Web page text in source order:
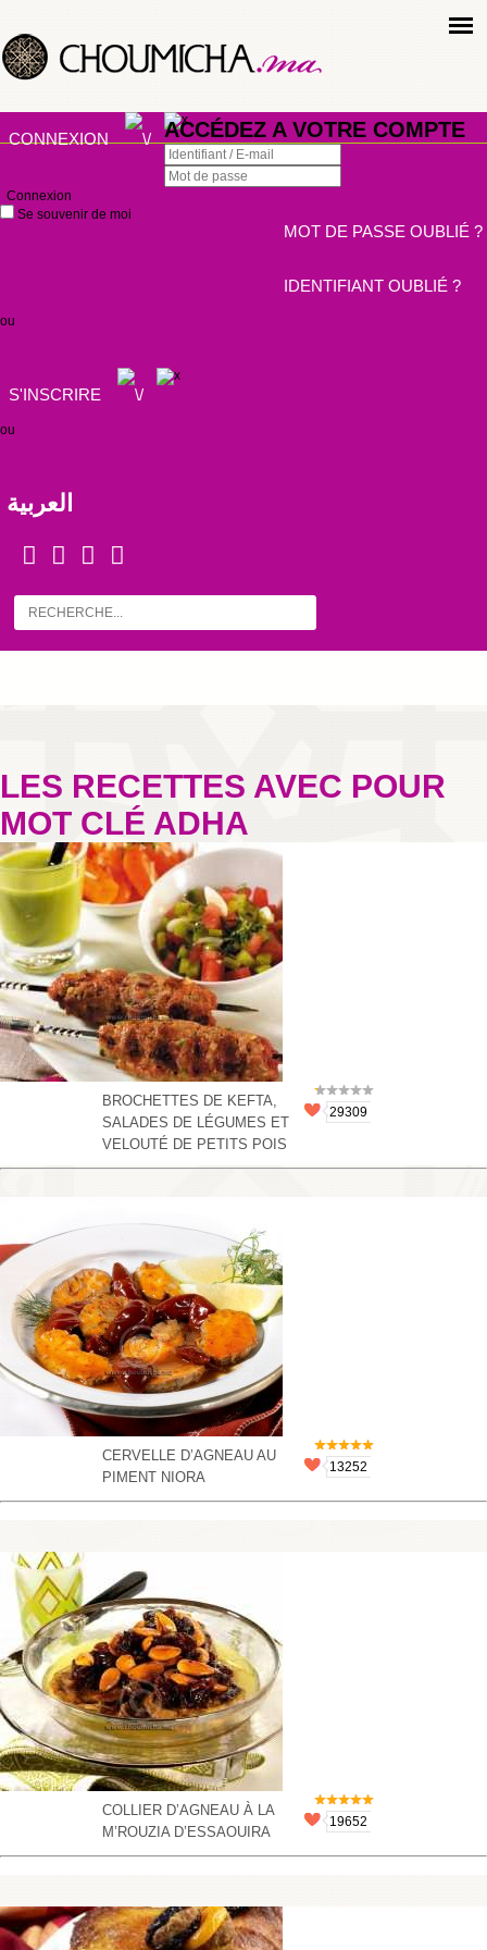
CONNEXION ACCÉDEZ A VOTRE COMPTE
Connexion
Se souvenir de moi
MOT DE PASSE OUBLIÉ ?
IDENTIFIANT OUBLIÉ ?
ou
S'INSCRIRE
ou
العربية
LES RECETTES AVEC POUR
MOT CLÉ ADHA
BROCHETTES DE KEFTA,
SALADES DE LÉGUMES ET
VELOUTÉ DE PETITS POIS
29309
CERVELLE D’AGNEAU AU
PIMENT NIORA
13252
COLLIER D’AGNEAU À LA
M’ROUZIA D’ESSAOUIRA
19652